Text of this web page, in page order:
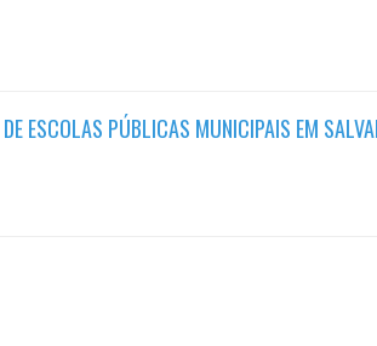
ESCOLAS PÚBLICAS MUNICIPAIS EM